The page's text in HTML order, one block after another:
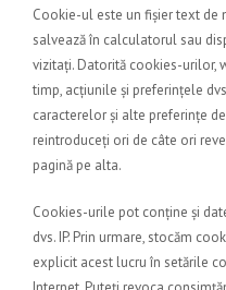
Cookie-ul este un fișier text de
salvează în calculatorul sau
vizitați. Datorită cookies-urilor,
timp, acțiunile şi preferințele
caracterelor și alte preferințe
reintroduceți ori de câte ori
pagină pe alta.
Cookies-urile pot conține și
dvs. IP. Prin urmare, stocăm
explicit acest lucru în setările